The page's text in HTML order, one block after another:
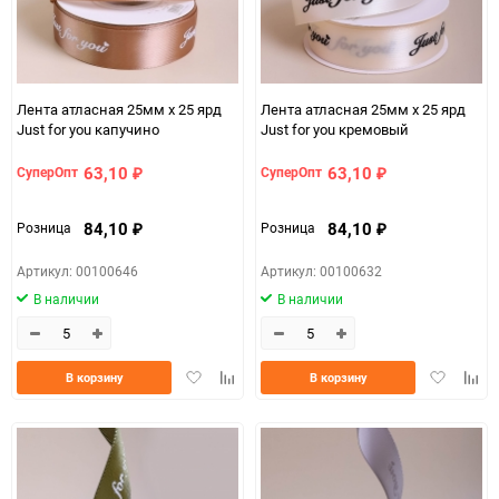
Лента атласная 25мм х 25 ярд
Just for you капучино
СуперОпт 63,10 ₽
Розница 84,10 ₽
Артикул: 00100646
В наличии
ДобавитьДобавить
В корзину
Лента атласная 25мм х 25 ярд
Just for you кремовый
СуперОпт 63,10 ₽
Розница 84,10 ₽
Артикул: 00100632
В наличии
Добавить
В корзину